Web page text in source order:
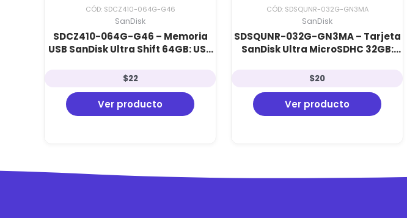
CÓD: SDCZ410-064G-G46
SanDisk
SDCZ410-064G-G46 – Memoria
USB SanDisk Ultra Shift 64GB: USB
$22
Ver producto
CÓD: SDSQUNR-032G-GN3MA
SanDisk
SDSQUNR-032G-GN3MA – Tarjeta
SanDisk Ultra MicroSDHC 32GB:
Adaptador SD
$20
Ver producto